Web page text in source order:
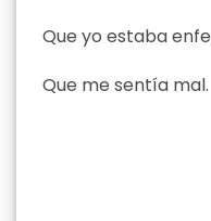
Que yo estaba
Que me sentía mal.